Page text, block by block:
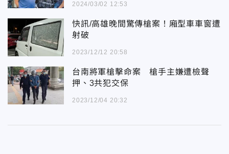
2024/03/02 12:53
快訊/高雄晚間驚傳槍案！廂型車車窗遭
射破
2023/12/12 20:58
台南將軍槍擊命案 槍手主嫌遭檢聲
押、3共犯交保
2023/12/04 20:32